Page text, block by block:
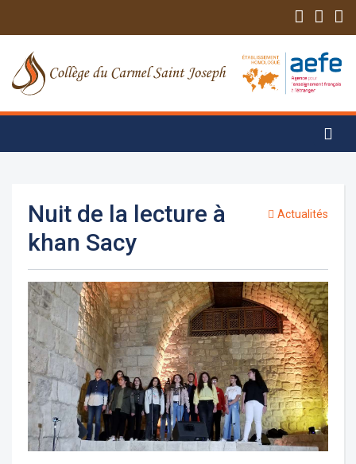
Nuit de la lecture à
khan Sacy
Actualités